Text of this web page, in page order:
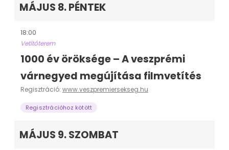
MÁJUS 8. PÉNTEK
18:00
Vetítőterem
1000 év öröksége – A veszprémi
várnegyed megújítása filmvetítés
Regisztráció: www.veszpremiersekseg.hu
Regisztrációhoz kötött
MÁJUS 9. SZOMBAT